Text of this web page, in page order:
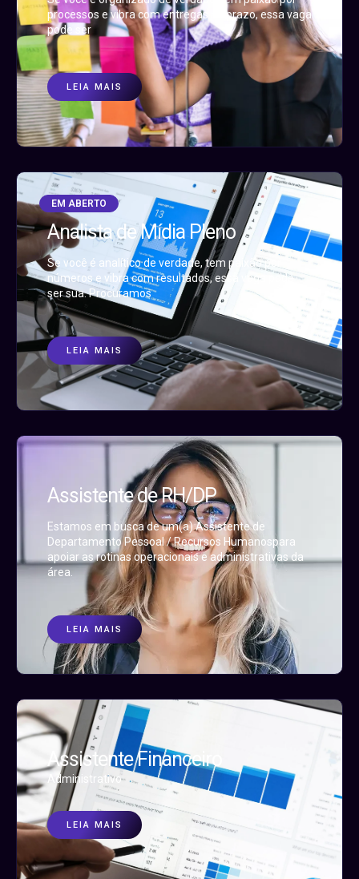
processos e vibra com entregas no prazo, essa vaga
pode ser
LEIA MAIS
EM ABERTO
Analista de Mídia Pleno
Se você é analítico de verdade, tem paixão por
números e vibra com resultados, essa vaga pode
ser sua. Procuramos
LEIA MAIS
Assistente de RH/DP
Estamos em busca de um(a) Assistente de
Departamento Pessoal / Recursos Humanospara
apoiar as rotinas operacionais e administrativas da
área.
LEIA MAIS
Assistente Financeiro
Administrativo
LEIA MAIS